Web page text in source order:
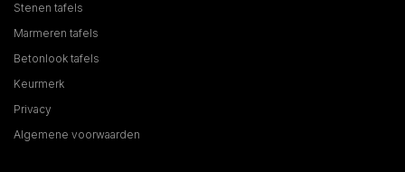
Stenen tafels
Marmeren tafels
Betonlook tafels
Keurmerk
Privacy
Algemene voorwaarden